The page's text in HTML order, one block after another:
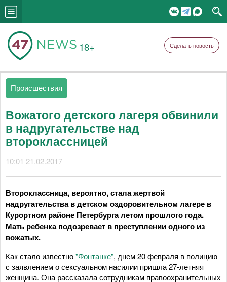
18+ Сделать новость
Происшествия
Вожатого детского лагеря обвинили
в надругательстве над
второклассницей
10:01 21.02.2017
Второклассница, вероятно, стала жертвой
надругательства в детском оздоровительном лагере в
Курортном районе Петербурга летом прошлого года.
Мать ребенка подозревает в преступлении одного из
вожатых.
Как стало известно"Фонтанке", днем 20 февраля в полицию
с заявлением о сексуальном насилии пришла 27-летняя
женщина. Она рассказала сотрудникам правоохранительных